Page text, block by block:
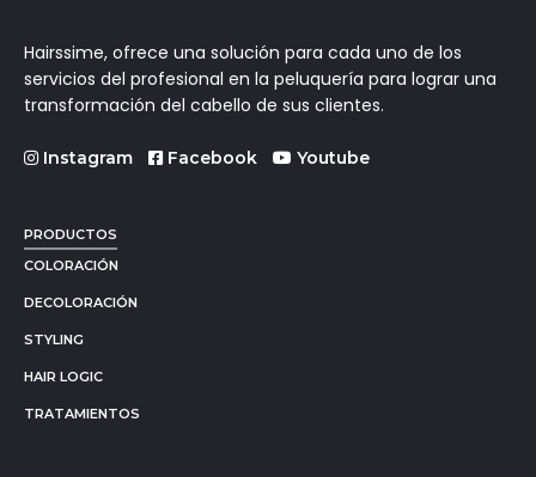
Hairssime, ofrece una solución para cada uno de los
servicios del profesional en la peluquería para lograr una
transformación del cabello de sus clientes.
Instagram Facebook Youtube
PRODUCTOS
COLORACIÓN
DECOLORACIÓN
STYLING
HAIR LOGIC
TRATAMIENTOS